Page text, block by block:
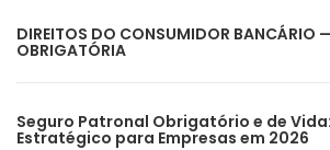
DIREITOS DO CONSUMIDOR BANCÁRIO
OBRIGATÓRIA
Seguro Patronal Obrigatório e de
Estratégico para Empresas em 2026